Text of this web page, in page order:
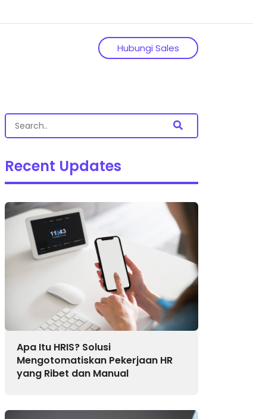
Hubungi Sales
Recent Updates
Apa Itu HRIS? Solusi
Mengotomatiskan Pekerjaan HR
yang Ribet dan Manual